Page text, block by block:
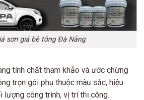
sơn giả bê tông Đà Nẵng
tính chất tham khảo và ước chừng
trọn gói phụ thuộc màu sắc, hiệu
lượng công trình, vị trí thi công.